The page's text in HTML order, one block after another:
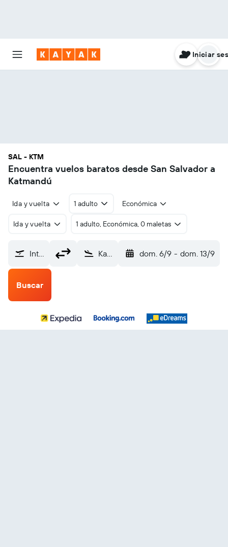
Iniciar
SAL - KTM
Encuentra vuelos baratos desde San Salvador a
Katmandú
Ida y vuelta 1 adulto Económica
Ida y vuelta 1 adulto, Económica, 0 maletas
Internacional de El Salvador (SAL) Katmandú Tribhuvan (KTM) dom. 6/9 - dom. 13/9
Buscar